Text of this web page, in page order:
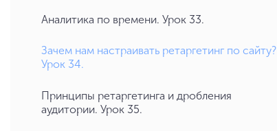
Аналитика по времени. Урок 33.
Зачем нам настраивать ретаргетинг по сайту?
Урок 34.
Принципы ретаргетинга и дробления
аудитории. Урок 35.